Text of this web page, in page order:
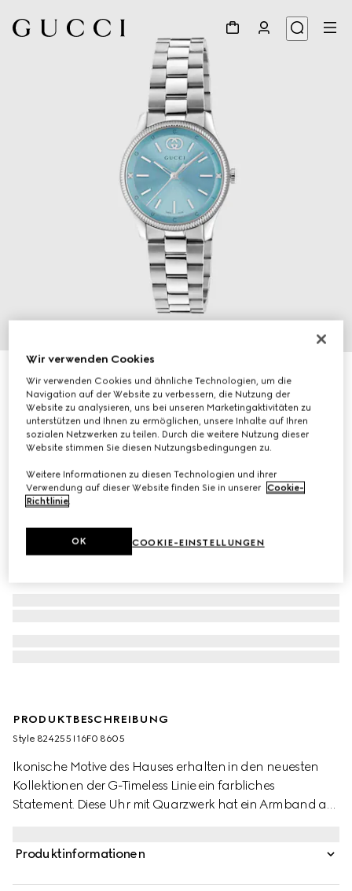
G-Timeless Uhr, 29 mm
CHF 1,400
PRODUKTBESCHREIBUNG
Style ‎824255 I16F0 8605
Ikonische Motive des Hauses erhalten in den neuesten
Kollektionen der G-Timeless Linie ein farbliches
Statement. Diese Uhr mit Quarzwerk hat ein Armband aus
Produktinformationen
Wir verwenden Cookies
Wir verwenden Cookies und ähnliche Technologien, um die
Navigation auf der Website zu verbessern, die Nutzung der
Website zu analysieren, uns bei unseren Marketingaktivitäten zu
unterstützen und Ihnen zu ermöglichen, unsere Inhalte auf Ihren
sozialen Netzwerken zu teilen. Durch die weitere Nutzung dieser
Website stimmen Sie diesen Nutzungsbedingungen zu.
Weitere Informationen zu diesen Technologien und ihrer
Verwendung auf dieser Website finden Sie in unserer Cookie-
Richtlinie.
COOKIE-EINSTELLUNGEN
OK